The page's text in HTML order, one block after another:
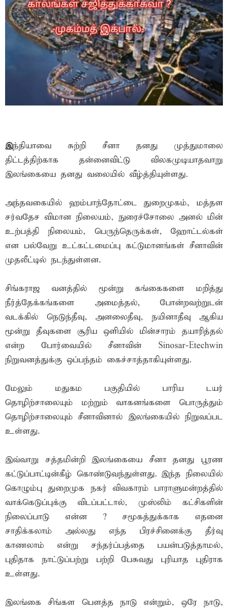
இந்தியாவை சுற்றி சீனா தனது முத்துமாலை
திட்டத்திற்காக தன்னைவிட்டு விலகமுடியாதவாறு
இலங்கையை தனது வலையில் வீழ்த்தியுள்ளது.
அந்தவகையில் ஹம்பாந்தோட்டை துறைமுகம், மத்தள
சர்வதேச விமான நிலையம், நுரைச்சோலை அனல் மின்
உற்பத்தி நிலையம், பெருந்தெருக்கள், ஹோட்டல்கள்
என பல்வேறு உட்கட்டமைப்பு கட்டுமானங்கள் சீனாவின்
முதலீட்டில் நடந்துள்ளன.
சிங்கராஜ வனத்தில் மூன்று கங்கைகளை மறித்து
நீர்த்தேக்கங்களை அமைத்தல், போன்றவற்றுடன்
வடக்கில் நெடுந்தீவு, அனலைதீவு, நயினாதீவு ஆகிய
மூன்று தீவுகளை சூரிய ஒளியில் மின்சாரம் தயாரித்தல்
என்ற போர்வையில் சீனாவின் Sinosar-Etechwin
நிறுவனத்துக்கு ஒப்பந்தம் கைச்சாத்தாகியுள்ளது.
மேலும் மதுகம பகுதியில் பாரிய டயர்
தொழிற்சாலையும் மற்றும் வாகனங்களை பொருத்தும்
தொழிற்சாலையும் சீனாவினால் இலங்கையில் நிறுவப்பட
உள்ளது.
இவ்வாறு சத்தமின்றி இலங்கையை சீனா தனது பூரண
கட்டுப்பாட்டின்கீழ் கொண்டுவந்துள்ளது. இந்த நிலையில்
கொழும்பு துறைமுக நகர் விவகாரம் பாராளுமன்றத்தில்
வாக்கெடுப்புக்கு விடப்பட்டால், முஸ்லிம் கட்சிகளின்
நிலைப்பாடு என்ன ? சமூகத்துக்காக எதனை
சாதிக்கலாம் அல்லது எந்த பிரச்சினைக்கு தீர்வு
காணலாம் என்று சந்தர்ப்பத்தை பயன்படுத்தாமல்,
புதிதாக நாட்டுப்பற்று பற்றி பேசுவது புரியாத புதிராக
உள்ளது.
இலங்கை சிங்கள பௌத்த நாடு என்றும், ஒரே நாடு,